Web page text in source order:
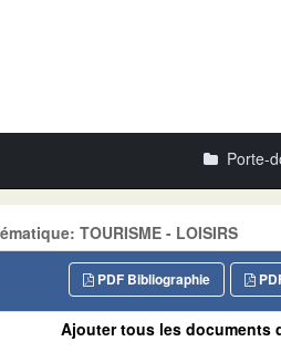
Porte-
TOURISME - LOISIRS
PDF Bibliographie
Ajouter tous les documents